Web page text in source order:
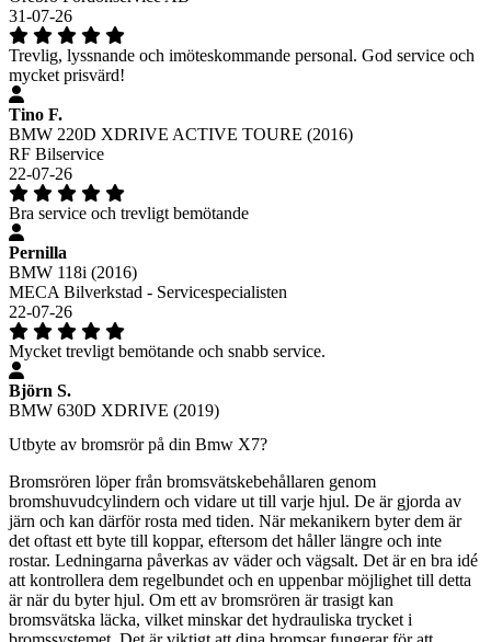
31-07-26
Trevlig, lyssnande och imöteskommande personal. God service och
mycket prisvärd!
Tino F.
BMW 220D XDRIVE ACTIVE TOURE (2016)
RF Bilservice
22-07-26
Bra service och trevligt bemötande
Pernilla
BMW 118i (2016)
MECA Bilverkstad - Servicespecialisten
22-07-26
Mycket trevligt bemötande och snabb service.
Björn S.
BMW 630D XDRIVE (2019)
Utbyte av bromsrör på din Bmw X7?
Bromsrören löper från bromsvätskebehållaren genom
bromshuvudcylindern och vidare ut till varje hjul. De är gjorda av
järn och kan därför rosta med tiden. När mekanikern byter dem är
det oftast ett byte till koppar, eftersom det håller längre och inte
rostar. Ledningarna påverkas av väder och vägsalt. Det är en bra idé
att kontrollera dem regelbundet och en uppenbar möjlighet till detta
är när du byter hjul. Om ett av bromsrören är trasigt kan
bromsvätska läcka, vilket minskar det hydrauliska trycket i